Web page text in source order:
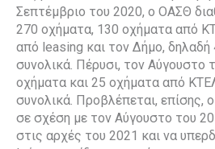
Σεπτέμβριο του 2020, ο ΟΑΣΘ
270 οχήματα, 130 οχήματα από
από leasing και τον Δήμο,
συνολικά. Πέρυσι, τον Αύγουστο
οχήματα και 25 οχήματα από
συνολικά. Προβλέπεται, επίσης,
σε σχέση με τον Αύγουστο του
στις αρχές του 2021 και να